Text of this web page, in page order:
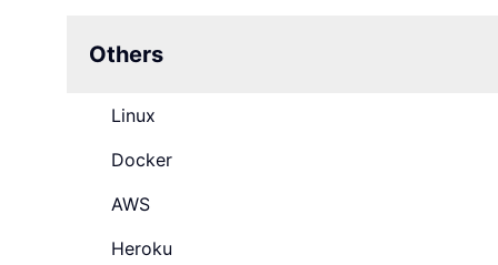
Others
Linux
Docker
AWS
Heroku